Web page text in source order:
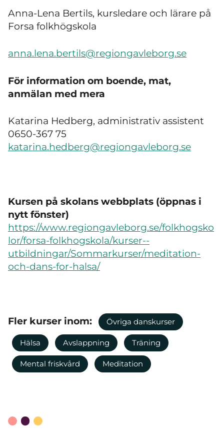
Anna-Lena Bertils, kursledare och lärare på
Forsa folkhögskola
anna.lena.bertils@regiongavleborg.se
För information om boende, mat,
anmälan med mera
Katarina Hedberg, administrativ assistent
0650-367 75
katarina.hedberg@regiongavleborg.se
Kursen på skolans webbplats (öppnas i
nytt fönster)
https://www.regiongavleborg.se/folkhogsko
lor/forsa-folkhogskola/kurser--
utbildningar/Sommarkurser/meditation-
och-dans-for-halsa/
Fler kurser inom: Övriga danskurser
Hälsa Avslappning Träning
Mental friskvård Meditation